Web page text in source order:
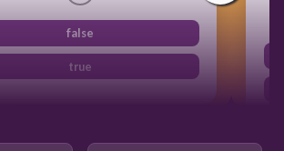
false
true